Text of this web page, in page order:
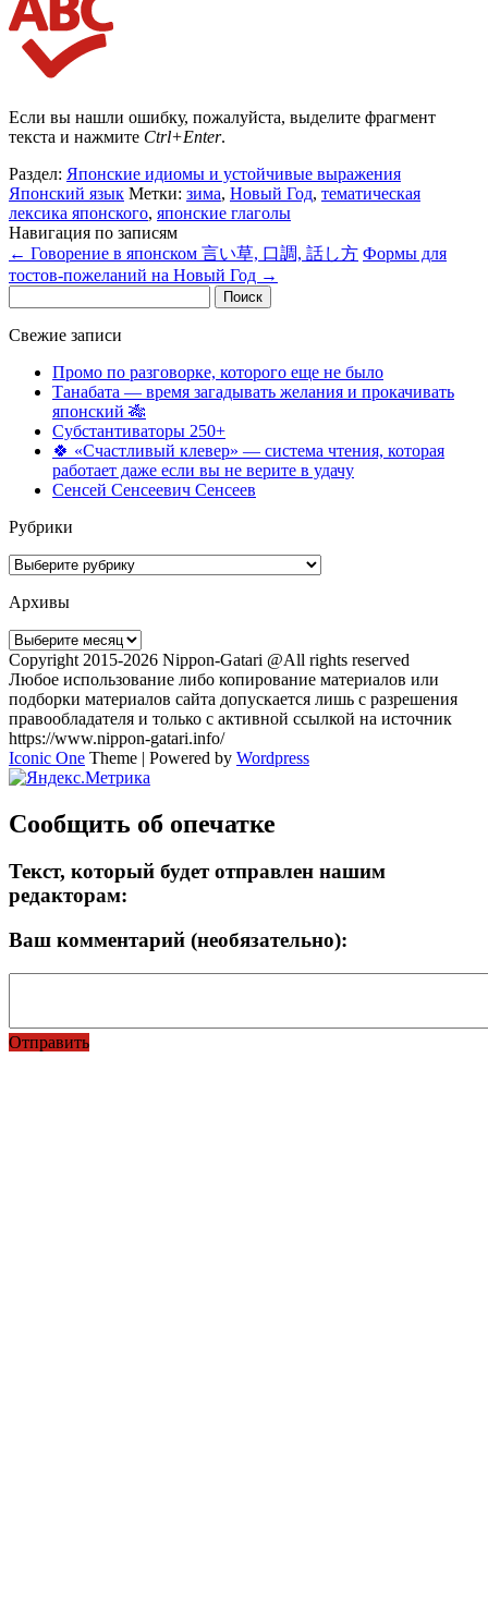
Если вы нашли ошибку, пожалуйста, выделите фрагмент
текста и нажмите Ctrl+Enter.
Раздел: Японские идиомы и устойчивые выражения
Японский язык Метки: зима, Новый Год, тематическая
лексика японского, японские глаголы
Навигация по записям
← Говорение в японском 言い草, 口調, 話し方 Формы для
тостов-пожеланий на Новый Год →
Свежие записи
Промо по разговорке, которого еще не было
Танабата — время загадывать желания и прокачивать
японский 🎋
Субстантиваторы 250+
🍀 «Счастливый клевер» — система чтения, которая
работает даже если вы не верите в удачу
Сенсей Сенсеевич Сенсеев
Рубрики
Рубрики
Архивы
Архивы
Copyright 2015-2026 Nippon-Gatari @All rights reserved
Любое использование либо копирование материалов или
подборки материалов сайта допускается лишь с разрешения
правообладателя и только с активной ссылкой на источник
https://www.nippon-gatari.info/
Iconic One Theme | Powered by Wordpress
Сообщить об опечатке
Текст, который будет отправлен нашим
редакторам:
Ваш комментарий (необязательно):
Отправить